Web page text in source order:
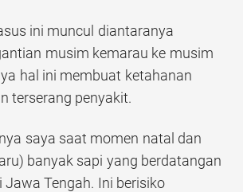
ini muncul diantaranya
musim kemarau ke musim
hal ini membuat ketahanan
terserang penyakit.
saya saat momen natal dan
banyak sapi yang berdatangan
Jawa Tengah. Ini berisiko